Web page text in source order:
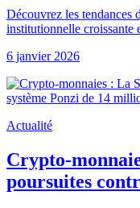
Découvrez les tendances
institutionnelle croissante
6 janvier 2026
Actualité
Crypto-
poursuites